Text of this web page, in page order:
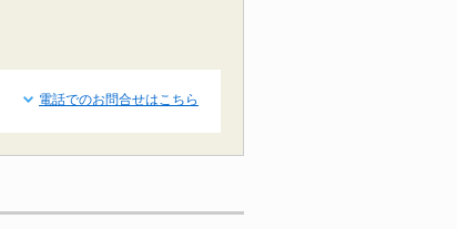
電話でのお問合せはこちら